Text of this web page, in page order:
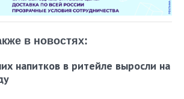
в новостях:
напитков в ритейле выросли на